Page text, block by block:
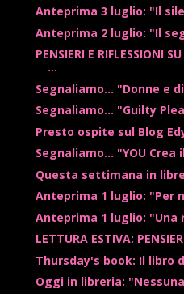
Anteprima 3 luglio: "Il
Anteprima 2 luglio: "Il
PENSIERI E RIFLESSIONI
...
Segnaliamo... "Donne e
Segnaliamo... "Guilty
Presto ospite sul Blog
Segnaliamo... "YOU
Questa settimana in
Anteprima 1 luglio: "Per
Anteprima 1 luglio: "Una
LETTURA ESTIVA:
Thursday's book: Il libro
Oggi in libreria: